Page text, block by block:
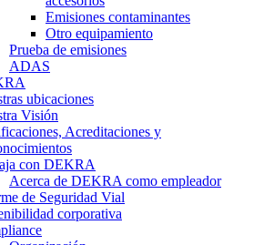
Emisiones contaminantes
Otro equipamiento
Prueba de emisiones
ADAS
ubicaciones
Visión
Acreditaciones y
con DEKRA
Acerca de DEKRA como empleador
de Seguridad Vial
corporativa